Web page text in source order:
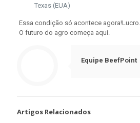
Texas (EUA)
Essa condição só acontece
O futuro do agro começa aqui.
Equipe BeefPoint
Artigos Relacionados